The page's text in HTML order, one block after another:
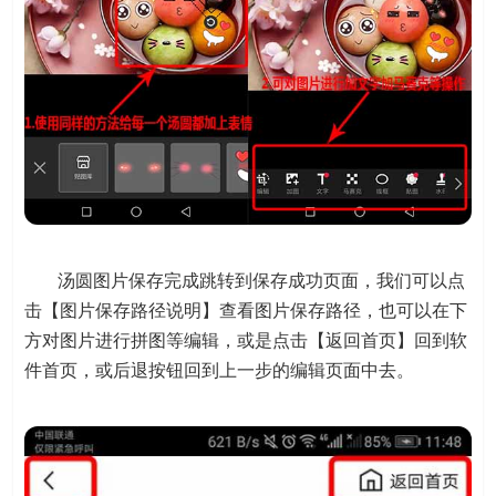
汤圆图片保存完成跳转到保存成功页面，我们可以点
击【图片保存路径说明】查看图片保存路径，也可以在下
方对图片进行拼图等编辑，或是点击【返回首页】回到软
件首页，或后退按钮回到上一步的编辑页面中去。